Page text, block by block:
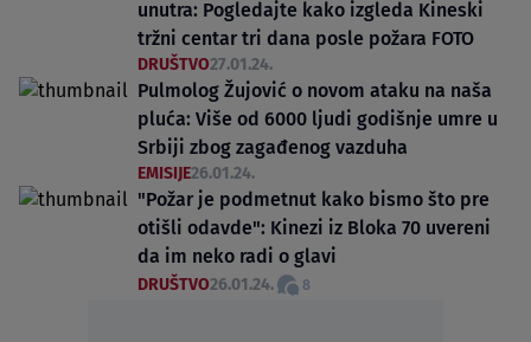
unutra: Pogledajte kako izgleda Kineski
tržni centar tri dana posle požara FOTO
DRUŠTVO27.01.24.
Pulmolog Žujović o novom ataku na naša
pluća: Više od 6000 ljudi godišnje umre u
Srbiji zbog zagađenog vazduha
EMISIJE26.01.24.
"Požar je podmetnut kako bismo što pre
otišli odavde": Kinezi iz Bloka 70 uvereni
da im neko radi o glavi
DRUŠTVO26.01.24. 8